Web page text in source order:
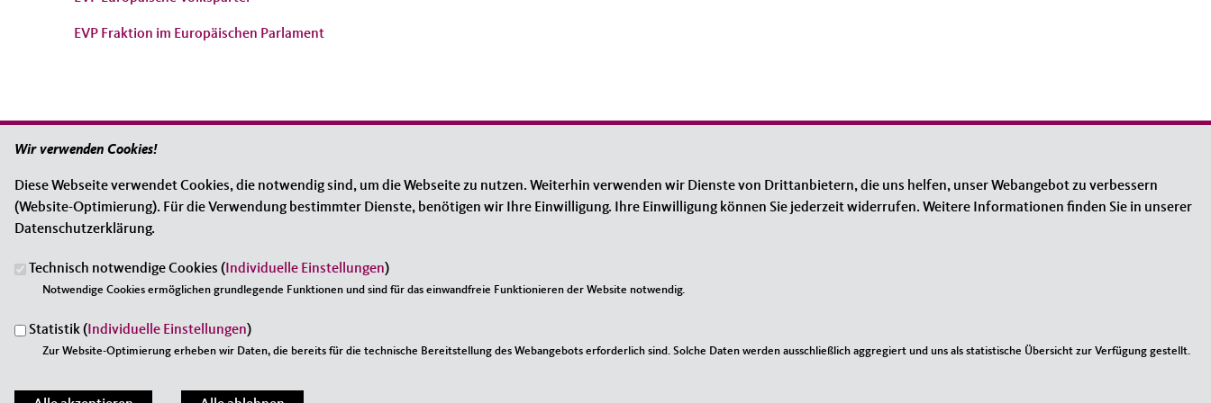
EVP Fraktion im Europäischen Parlament
Fußbereich
Anschrift
Die Frauen Union Kiel
Sophienblatt 44-46
24114
E-Mail:info@fu-kiel.de
Im Web
CDU Kreisverband Kiel
Links
Wir verwenden Cookies!
Diese Webseite verwendet Cookies, die notwendig sind, um die Webseite zu nutzen. Weiterhin verwenden wir Dienste von Drittanbietern, die uns helfen, unser Webangebot zu verbessern
(Website-Optimierung). Für die Verwendung bestimmter Dienste, benötigen wir Ihre Einwilligung. Ihre Einwilligung können Sie jederzeit widerrufen. Weitere Informationen finden Sie in unserer
Datenschutzerklärung.
Technisch notwendige Cookies (Individuelle Einstellungen)
Notwendige Cookies ermöglichen grundlegende Funktionen und sind für das einwandfreie Funktionieren der Website notwendig.
Statistik (Individuelle Einstellungen)
Zur Website-Optimierung erheben wir Daten, die bereits für die technische Bereitstellung des Webangebots erforderlich sind. Solche Daten werden ausschließlich aggregiert und uns als statistische Übersicht zur Verfügung gestellt.